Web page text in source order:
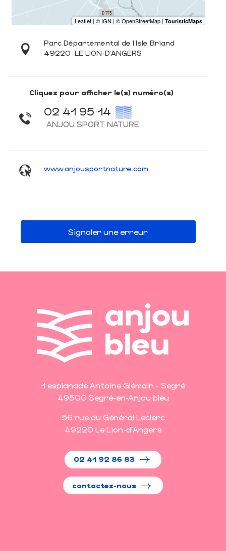
Parc Départemental de l'Isle Briand
49220 LE LION-D'ANGERS
Cliquez pour afficher le(s) numéro(s)
02 41 95 14 ▒▒
ANJOU SPORT NATURE
www.anjousportnature.com
Signaler une erreur
1 esplanade Antoine Glémain - Segré
49500 Segré-en-Anjou bleu
56 rue du Général Leclerc
49220 Le Lion-d'Angers
02 41 92 86 83
contactez-nous